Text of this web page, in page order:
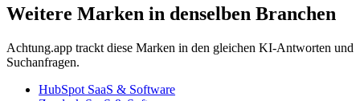
Weitere Marken in denselben Branchen
Achtung.app trackt diese Marken in den gleichen KI-Antworten und
Suchanfragen.
HubSpot SaaS & Software